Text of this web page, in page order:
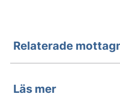
Relaterade
Läs mer